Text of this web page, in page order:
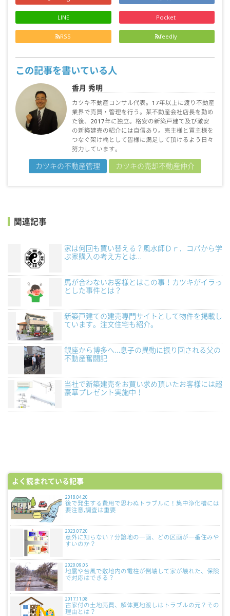
LINE Pocket
RSS feedly
この記事を書いている人
香月 秀明
カツキ不動産コンサル代表。17年以上に渡り不動産
業界で売買・管理を行う。某不動産会社店長を勤め
た後、2017年に独立。格安の新築戸建て及び激安
の新築建売の紹介には自信あり。売主様と買主様を
つなぐ架け橋として皆様に満足して頂けるよう日々
努力しています。
カツキの不動産管理 カツキの売却不動産仲介
関連記事
家は何回も買い替える？風水師Ｄｒ．コパから学
ぶ家購入の考え方とは…
馬が合わないお客様とはこの事！カツキがイラっ
とした事件とは？
新築戸建ての建売専門サイトとして物件を掲載し
ています。注文住宅も紹介。
銀座から博多へ…息子の異動に振り回される父の
不動産奮闘記
当社で新築建売をお買い求め頂いたお客様には超
豪華プレゼント実施中！
よく読まれている記事
2018.04.20
後で発生する費用で思わぬトラブルに！集中浄化槽には
要注意,調査は重要
2023.07.20
意外に知らない？分譲地の一画、どの区画が一番住みや
すいのか？
2020.09.05
地震や台風で敷地内の電柱が倒壊して家が壊れた、保険
で対応はできる？
2017.11.08
古家付の土地売買、解体更地渡しはトラブルの元？その
理由とは？